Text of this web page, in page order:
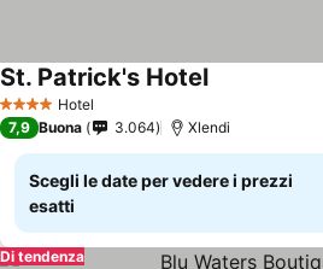
4 Stelle Hotel
St. Patrick's Hotel
7,9 Buona 3.064 Xlendi
Scegli le date per vedere i prezzi
esatti
Di tendenza